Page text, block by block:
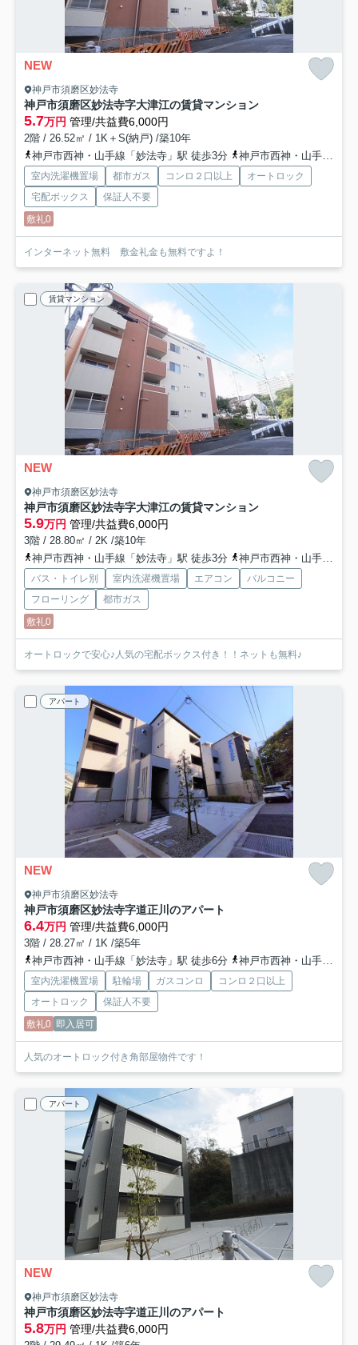
NEW
神戸市須磨区妙法寺
神戸市須磨区妙法寺字大津江の賃貸マンション
5.7万円 管理/共益費6,000円
2階 / 26.52㎡ / 1K＋S(納戸) /築10年
神戸市西神・山手線「妙法寺」駅 徒歩3分
神戸市西神・山手線「名谷」駅 徒歩22分
室内洗濯機置場 都市ガス コンロ２口以上
オートロック
宅配ボックス
保証人不要
敷礼0
インターネット無料 敷金礼金も無料ですよ！
賃貸マンション
NEW
神戸市須磨区妙法寺
神戸市須磨区妙法寺字大津江の賃貸マンション
5.9万円 管理/共益費6,000円
3階 / 28.80㎡ / 2K /築10年
神戸市西神・山手線「妙法寺」駅 徒歩3分
神戸市西神・山手線「名谷」駅 徒歩22分
バス・トイレ別 室内洗濯機置場 エアコン
バルコニー
フローリング
都市ガス
敷礼0
オートロックで安心♪人気の宅配ボックス付き！！ネットも無料♪
アパート
NEW
神戸市須磨区妙法寺
神戸市須磨区妙法寺字道正川のアパート
6.4万円 管理/共益費6,000円
3階 / 28.27㎡ / 1K /築5年
神戸市西神・山手線「妙法寺」駅 徒歩6分
神戸市西神・山手線「名谷」駅 徒歩22分
室内洗濯機置場 駐輪場 ガスコンロ
コンロ２口以上
オートロック
保証人不要
敷礼0 即入居可
人気のオートロック付き角部屋物件です！
アパート
NEW
神戸市須磨区妙法寺
神戸市須磨区妙法寺字道正川のアパート
5.8万円 管理/共益費6,000円